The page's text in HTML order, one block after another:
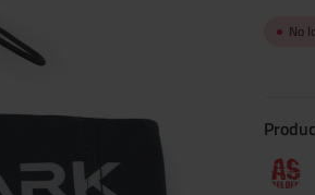
No